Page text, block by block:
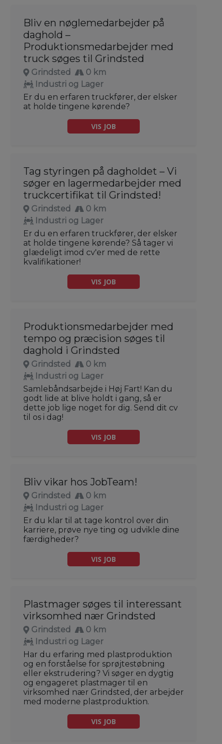
Bliv en nøglemedarbejder på
daghold –
Produktionsmedarbejder med
truck søges til Grindsted
Grindsted
0 km
Industri og Lager
Er du en erfaren truckfører, der elsker
at holde tingene kørende?
VIS JOB
Tag styringen på dagholdet – Vi
søger en lagermedarbejder med
truckcertifikat til Grindsted!
Grindsted
0 km
Industri og Lager
Er du en erfaren truckfører, der elsker
at holde tingene kørende? Så tager vi
glædeligt imod cv'er med de rette
kvalifikationer!
VIS JOB
Produktionsmedarbejder med
tempo og præcision søges til
daghold i Grindsted
Grindsted
0 km
Industri og Lager
Samlebåndsarbejde i Høj Fart! Kan du
godt lide at blive holdt i gang, så er
dette job lige noget for dig. Send dit cv
til os i dag!
VIS JOB
Bliv vikar hos JobTeam!
Grindsted
0 km
Industri og Lager
Er du klar til at tage kontrol over din
karriere, prøve nye ting og udvikle dine
færdigheder?
VIS JOB
Plastmager søges til interessant
virksomhed nær Grindsted
Grindsted
0 km
Industri og Lager
Har du erfaring med plastproduktion
og en forståelse for sprøjtestøbning
eller ekstrudering? Vi søger en dygtig
og engageret plastmager til en
virksomhed nær Grindsted, der arbejder
med moderne plastproduktion.
VIS JOB